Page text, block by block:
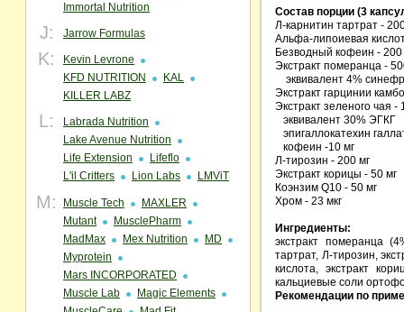
Immortal Nutrition
J: Jarrow Formulas
K:
Kevin Levrone
KFD NUTRITION
KAL
KILLER LABZ
L:
Labrada Nutrition
Lake Avenue Nutrition
Life Extension
Lifeflo
L'il Critters
Lion Labs LMViT
M: Muscle Tech
MAXLER
Mutant
MusclePharm
MadMax
Mex Nutrition
MD
Myprotein
Mars INCORPORATED
Muscle Lab
Magic Elements
Состав порции (3
Л-карнитин тартрат -
Альфа-липоиевая
Безводный кофеин - 200
Экстракт померанца -
эквивалент 4%
Экстракт гарцинии
Экстракт зеленого чая -
эквивалент 30% ЭГКГ
эпигаллокатехин
кофеин -10 мг
Л-тирозин - 200 мг
Экстракт корицы - 50 мг
Коэнзим Q10 - 50 мг
Хром - 23 мкг
Ингредиенты:
экстракт померанца
тартрат, Л-тирозин,
кислота, экстракт
кальциевые соли
Рекомендации по